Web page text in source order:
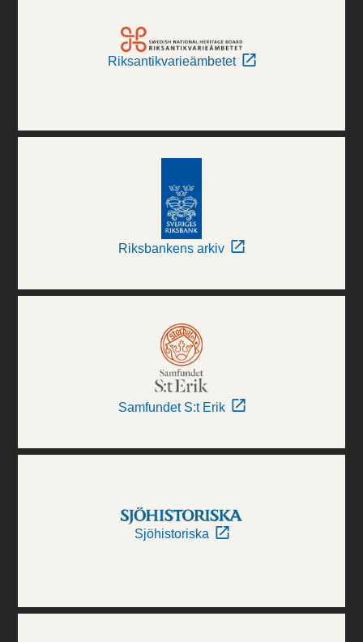
Riksantikvarieämbetet
Riksbankens arkiv
Samfundet S:t Erik
Sjöhistoriska